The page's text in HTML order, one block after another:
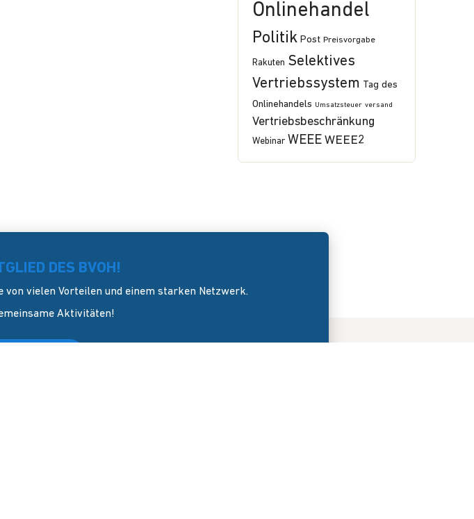
Onlinehandel
Politik Post Preisvorgabe
Rakuten Selektives
Vertriebssystem Tag des
Onlinehandels Umsatzsteuer versand
Vertriebsbeschränkung
Webinar WEEE WEEE2
DES BVOH!
von vielen Vorteilen und einem starken Netzwerk.
Aktivitäten!